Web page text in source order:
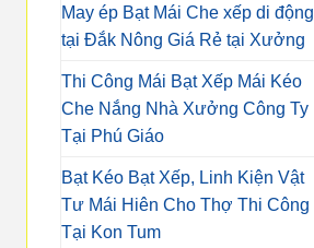
May ép Bạt Mái Che xếp di động
tại Đắk Nông Giá Rẻ tại Xưởng
Thi Công Mái Bạt Xếp Mái Kéo
Che Nắng Nhà Xưởng Công Ty
Tại Phú Giáo
Bạt Kéo Bạt Xếp, Linh Kiện Vật
Tư Mái Hiên Cho Thợ Thi Công
Tại Kon Tum